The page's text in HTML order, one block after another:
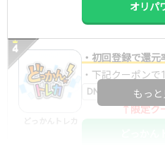
オリパ
・初回登録で還
・下記クーポン
DNGBIF4X
↑限定ク
もっと